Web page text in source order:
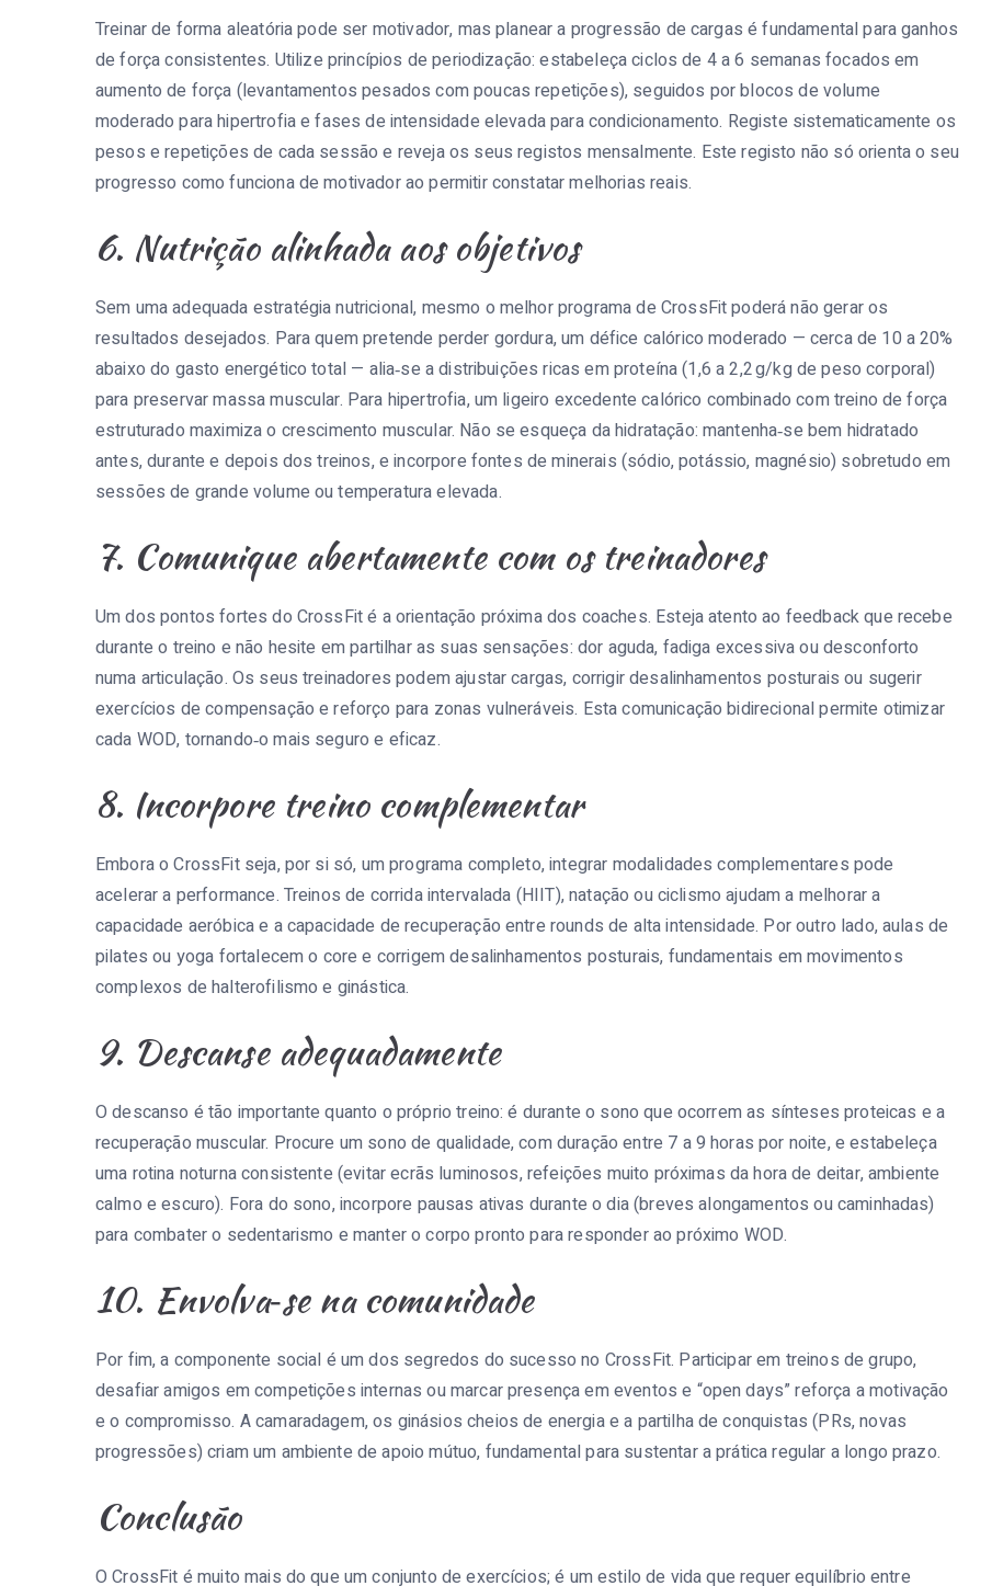
Treinar de forma aleatória pode ser motivador, mas planear a progressão de cargas é fundamental para ganhos
de força consistentes. Utilize princípios de periodização: estabeleça ciclos de 4 a 6 semanas focados em
aumento de força (levantamentos pesados com poucas repetições), seguidos por blocos de volume
moderado para hipertrofia e fases de intensidade elevada para condicionamento. Registe sistematicamente os
pesos e repetições de cada sessão e reveja os seus registos mensalmente. Este registo não só orienta o seu
progresso como funciona de motivador ao permitir constatar melhorias reais.
6. Nutrição alinhada aos objetivos
Sem uma adequada estratégia nutricional, mesmo o melhor programa de CrossFit poderá não gerar os
resultados desejados. Para quem pretende perder gordura, um défice calórico moderado — cerca de 10 a 20%
abaixo do gasto energético total — alia‑se a distribuições ricas em proteína (1,6 a 2,2 g/kg de peso corporal)
para preservar massa muscular. Para hipertrofia, um ligeiro excedente calórico combinado com treino de força
estruturado maximiza o crescimento muscular. Não se esqueça da hidratação: mantenha‑se bem hidratado
antes, durante e depois dos treinos, e incorpore fontes de minerais (sódio, potássio, magnésio) sobretudo em
sessões de grande volume ou temperatura elevada.
7. Comunique abertamente com os treinadores
Um dos pontos fortes do CrossFit é a orientação próxima dos coaches. Esteja atento ao feedback que recebe
durante o treino e não hesite em partilhar as suas sensações: dor aguda, fadiga excessiva ou desconforto
numa articulação. Os seus treinadores podem ajustar cargas, corrigir desalinhamentos posturais ou sugerir
exercícios de compensação e reforço para zonas vulneráveis. Esta comunicação bidirecional permite otimizar
cada WOD, tornando‑o mais seguro e eficaz.
8. Incorpore treino complementar
Embora o CrossFit seja, por si só, um programa completo, integrar modalidades complementares pode
acelerar a performance. Treinos de corrida intervalada (HIIT), natação ou ciclismo ajudam a melhorar a
capacidade aeróbica e a capacidade de recuperação entre rounds de alta intensidade. Por outro lado, aulas de
pilates ou yoga fortalecem o core e corrigem desalinhamentos posturais, fundamentais em movimentos
complexos de halterofilismo e ginástica.
9. Descanse adequadamente
O descanso é tão importante quanto o próprio treino: é durante o sono que ocorrem as sínteses proteicas e a
recuperação muscular. Procure um sono de qualidade, com duração entre 7 a 9 horas por noite, e estabeleça
uma rotina noturna consistente (evitar ecrãs luminosos, refeições muito próximas da hora de deitar, ambiente
calmo e escuro). Fora do sono, incorpore pausas ativas durante o dia (breves alongamentos ou caminhadas)
para combater o sedentarismo e manter o corpo pronto para responder ao próximo WOD.
10. Envolva‑se na comunidade
Por fim, a componente social é um dos segredos do sucesso no CrossFit. Participar em treinos de grupo,
desafiar amigos em competições internas ou marcar presença em eventos e “open days” reforça a motivação
e o compromisso. A camaradagem, os ginásios cheios de energia e a partilha de conquistas (PRs, novas
progressões) criam um ambiente de apoio mútuo, fundamental para sustentar a prática regular a longo prazo.
Conclusão
O CrossFit é muito mais do que um conjunto de exercícios; é um estilo de vida que requer equilíbrio entre